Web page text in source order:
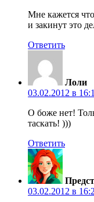
Мне кажется
и закинут это
Ответить
Лоли
03.02.2012 в
О боже нет!
таскать! )))
Ответить
03.02.2012 в